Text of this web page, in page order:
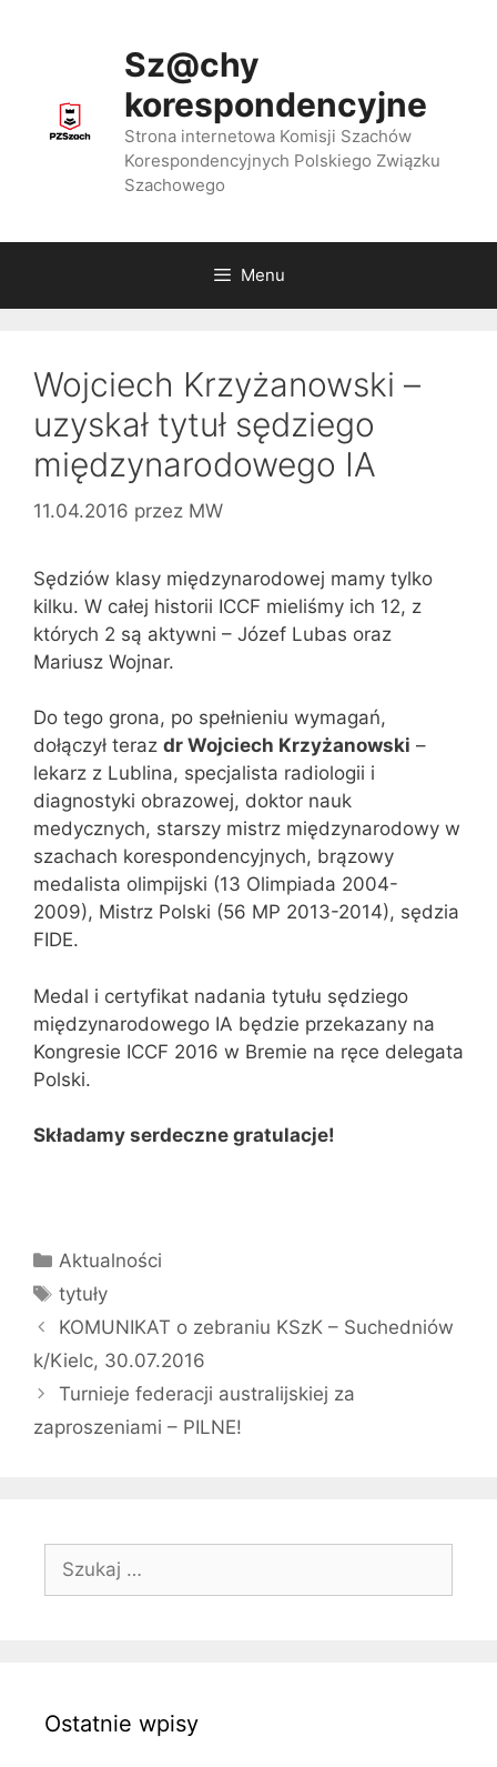
Sz@chy
korespondencyjne
Strona internetowa Komisji Szachów
Korespondencyjnych Polskiego Związku
Szachowego
Menu
Wojciech Krzyżanowski –
uzyskał tytuł sędziego
międzynarodowego IA
11.04.2016 przez MW
Sędziów klasy międzynarodowej mamy tylko
kilku. W całej historii ICCF mieliśmy ich 12, z
których 2 są aktywni – Józef Lubas oraz
Mariusz Wojnar.
Do tego grona, po spełnieniu wymagań,
dołączył teraz dr Wojciech Krzyżanowski –
lekarz z Lublina, specjalista radiologii i
diagnostyki obrazowej, doktor nauk
medycznych, starszy mistrz międzynarodowy w
szachach korespondencyjnych, brązowy
medalista olimpijski (13 Olimpiada 2004-
2009), Mistrz Polski (56 MP 2013-2014), sędzia
FIDE.
Medal i certyfikat nadania tytułu sędziego
międzynarodowego IA będzie przekazany na
Kongresie ICCF 2016 w Bremie na ręce delegata
Polski.
Składamy serdeczne gratulacje!
Kategorie
Aktualności
Tagi
tytuły
KOMUNIKAT o zebraniu KSzK – Suchedniów
k/Kielc, 30.07.2016
Turnieje federacji australijskiej za
zaproszeniami – PILNE!
Ostatnie wpisy